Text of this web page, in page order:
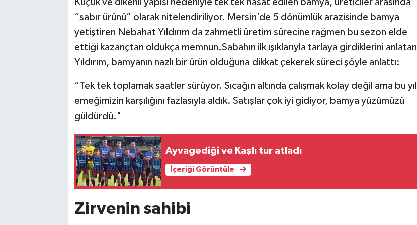
“sabır ürünü” olarak nitelendiriliyor. Mersin’de 5 dönümlük arazisinde bamya
yetiştiren Nebahat Yıldırım da zahmetli üretim sürecine rağmen bu sezon elde
ettiği kazançtan oldukça memnun.Sabahın ilk ışıklarıyla tarlaya girdiklerini anlatan
Yıldırım, bamyanın nazlı bir ürün olduğuna dikkat çekerek süreci şöyle anlattı:
“Tek tek toplamak saatler sürüyor. Sıcağın altında çalışmak kolay değil ama bu yıl
emeğimizin karşılığını fazlasıyla aldık. Satışlar çok iyi gidiyor, bamya yüzümüzü
güldürdü."
Ayvagediği ve Kaşlı tur atladı
İçeriği Görüntüle
Zirvenin sahibi